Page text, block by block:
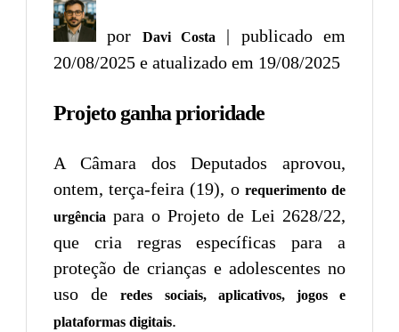
por Davi Costa
| publicado em
20/08/2025 e atualizado em 19/08/2025
Projeto ganha prioridade
A Câmara dos Deputados aprovou,
ontem, terça-feira (19), o requerimento de
urgência para o Projeto de Lei 2628/22,
que cria regras específicas para a
proteção de crianças e adolescentes no
uso deredes sociais, aplicativos, jogos e
plataformas digitais.